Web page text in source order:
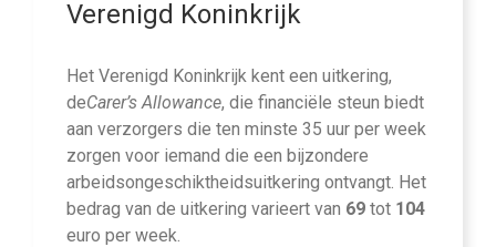
Verenigd Koninkrijk
Het Verenigd Koninkrijk kent een uitkering,
deCarer’s Allowance, die financiële steun biedt
aan verzorgers die ten minste 35 uur per week
zorgen voor iemand die een bijzondere
arbeidsongeschiktheidsuitkering ontvangt. Het
bedrag van de uitkering varieert van 69 tot 104
euro per week.